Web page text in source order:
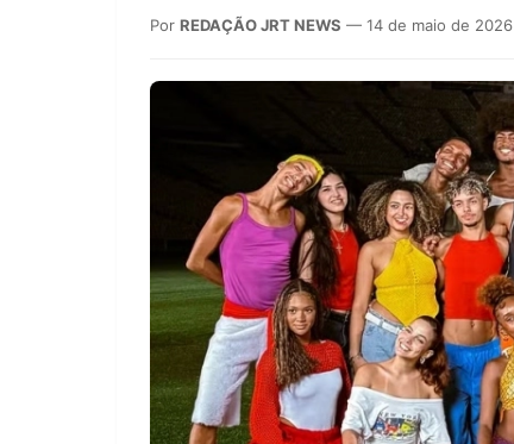
Por REDAÇÃO JRT NEWS — 14 de maio de 2026